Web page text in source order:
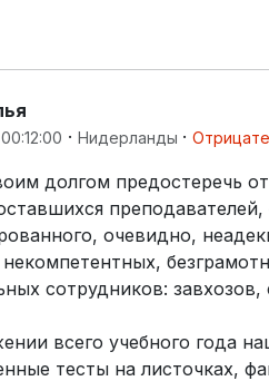
· Нидерланды ·
долгом предостеречь
очевидно,
сотрудников:
всего учебного года
тесты на листочках,